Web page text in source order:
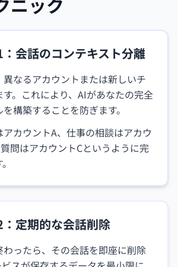
会話のコンテキスト分離
なるアカウントまたは新しいチ
。これにより、AIがあなたの完全
構築することを防ぎます。
カウントA、仕事の相談はアカウ
問はアカウントCというように完
定期的な会話削除
わったら、その会話を即座に削除